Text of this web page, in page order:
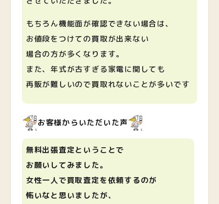
もちろん機能面が確認できない場合は、
お値段をつけての買取が出来ない
場合の方が多くなります。
また、年式が古すぎる家電に関しても
再販が難しいので買取れないことが多いです
お客様からいただいた声
無料出張査定ということで
お願いしてみました。
女性一人で買取査定を依頼するのが
怖いなと思いましたが、